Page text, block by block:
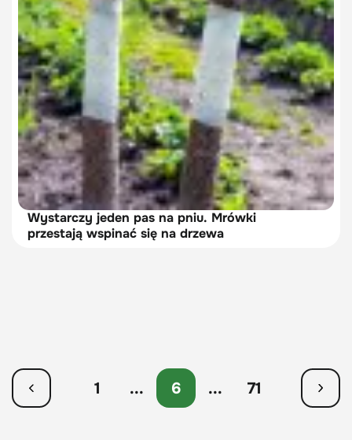
Wystarczy jeden pas na pniu. Mrówki
przestają wspinać się na drzewa
1 ... 6 ... 71